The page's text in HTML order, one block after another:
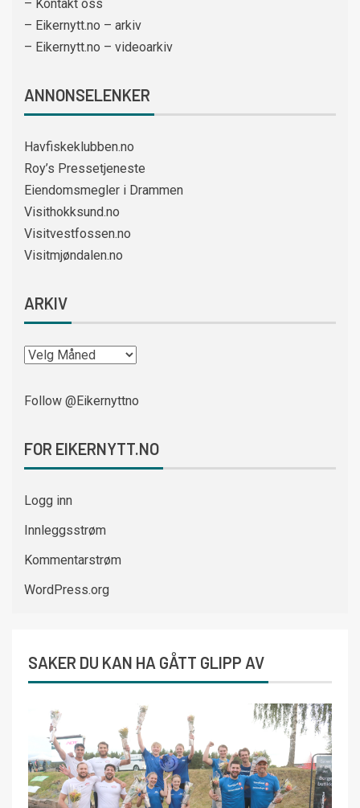
– Kontakt oss
– Eikernytt.no – arkiv
– Eikernytt.no – videoarkiv
ANNONSELENKER
Havfiskeklubben.no
Roy’s Pressetjeneste
Eiendomsmegler i Drammen
Visithokksund.no
Visitvestfossen.no
Visitmjøndalen.no
ARKIV
Follow @Eikernyttno
FOR EIKERNYTT.NO
Logg inn
Innleggsstrøm
Kommentarstrøm
WordPress.org
SAKER DU KAN HA GÅTT GLIPP AV